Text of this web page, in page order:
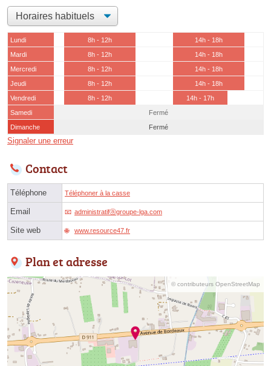
Lundi 8h - 12h
14h - 18h
Mardi
8h - 12h
14h - 18h
Mercredi
8h - 12h
14h - 18h
Jeudi
8h - 12h
14h - 18h
Vendredi
8h - 12h
14h - 17h
Samedi
Fermé
Dimanche
Fermé
Signaler une erreur
Contact
Téléphone Téléphoner à la casse
Email administratifⓐgroupe-lga.com
Site web www.resource47.fr
Plan et adresse
© contributeurs OpenStreetMap